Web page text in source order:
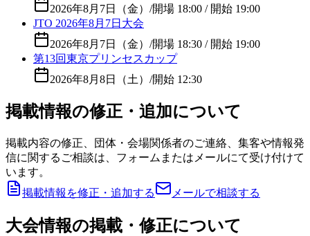
2026年8月7日（金） /開場 18:00 / 開始 19:00
JTO 2026年8月7日大会
2026年8月7日（金） /開場 18:30 / 開始 19:00
第13回東京プリンセスカップ
2026年8月8日（土） /開始 12:30
掲載情報の修正・追加について
掲載内容の修正、団体・会場関係者のご連絡、集客や情報発
信に関するご相談は、フォームまたはメールにて受け付けて
います。
掲載情報を修正・追加する
メールで相談する
大会情報の掲載・修正について